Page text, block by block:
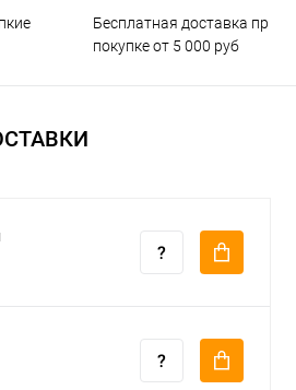
Бесплатная доставка при
покупке от 5 000 руб